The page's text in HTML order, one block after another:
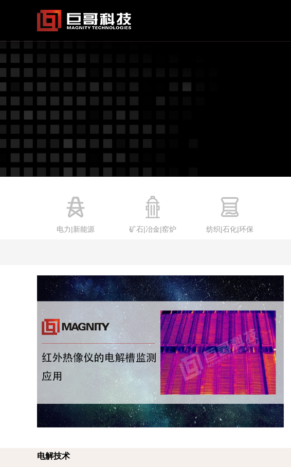
产品中心
解决方案
服务支持
新闻资讯
关于我们
在线商城
电力|新能源 矿石|冶金|窑炉 纺织|石化|环保
电解技术